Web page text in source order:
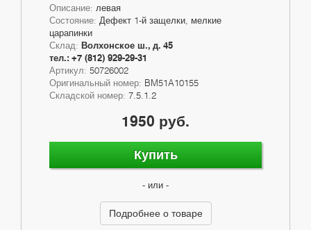
Описание: левая
Состояние: Дефект 1-й защелки, мелкие
царапинки
Склад: Волхонское ш., д. 45
тел.: +7 (812) 929-29-31
Артикул: 50726002
Оригинальный номер: BM51A10155
Складской номер: 7.5.1.2
1950 руб.
Купить
- или -
Подробнее о товаре